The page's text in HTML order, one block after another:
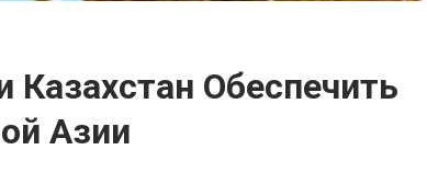
Обеспечить
Азии